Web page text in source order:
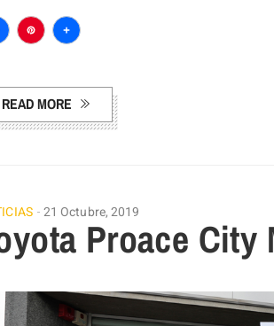
Pinterest
Compartir
READ MORE
21 Octubre, 2019
Proace City